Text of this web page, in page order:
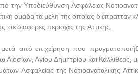
την Υποδιεύθυνση Ασφάλειας
ομάδα τα μέλη της οποίας διέπρατταν
σε διάφορες περιοχές της Αττικής.
από επιχείρηση που
Λιοσίων, Αγίου Δημητρίου και
Ασφαλείας της Νοτιοανατολικής